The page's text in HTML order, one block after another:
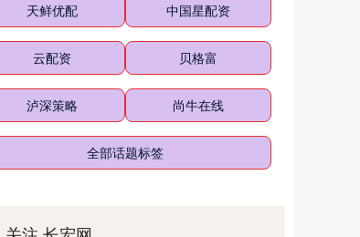
天鲜优配 中国星配资
云配资 贝格富
泸深策略 尚牛在线
全部话题标签